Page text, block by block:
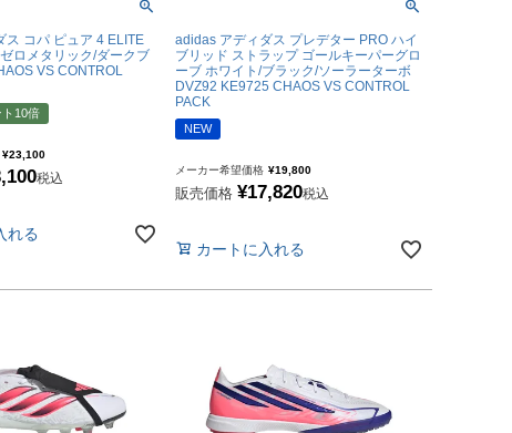
ス コパ ピュア 4 ELITE
ロメタリック/ダークブ
VS CONTROL
ト10倍
¥23,100
税込
れる
adidas アディダス プレデター PRO ハイ
ブリッド ストラップ ゴールキーパーグロ
ーブ ホワイト/ブラック/ソーラーターボ
DVZ92 KE9725 CHAOS VS CONTROL
PACK
NEW
メーカー希望価格 ¥19,800
販売価格 ¥17,820税込
カートに入れる